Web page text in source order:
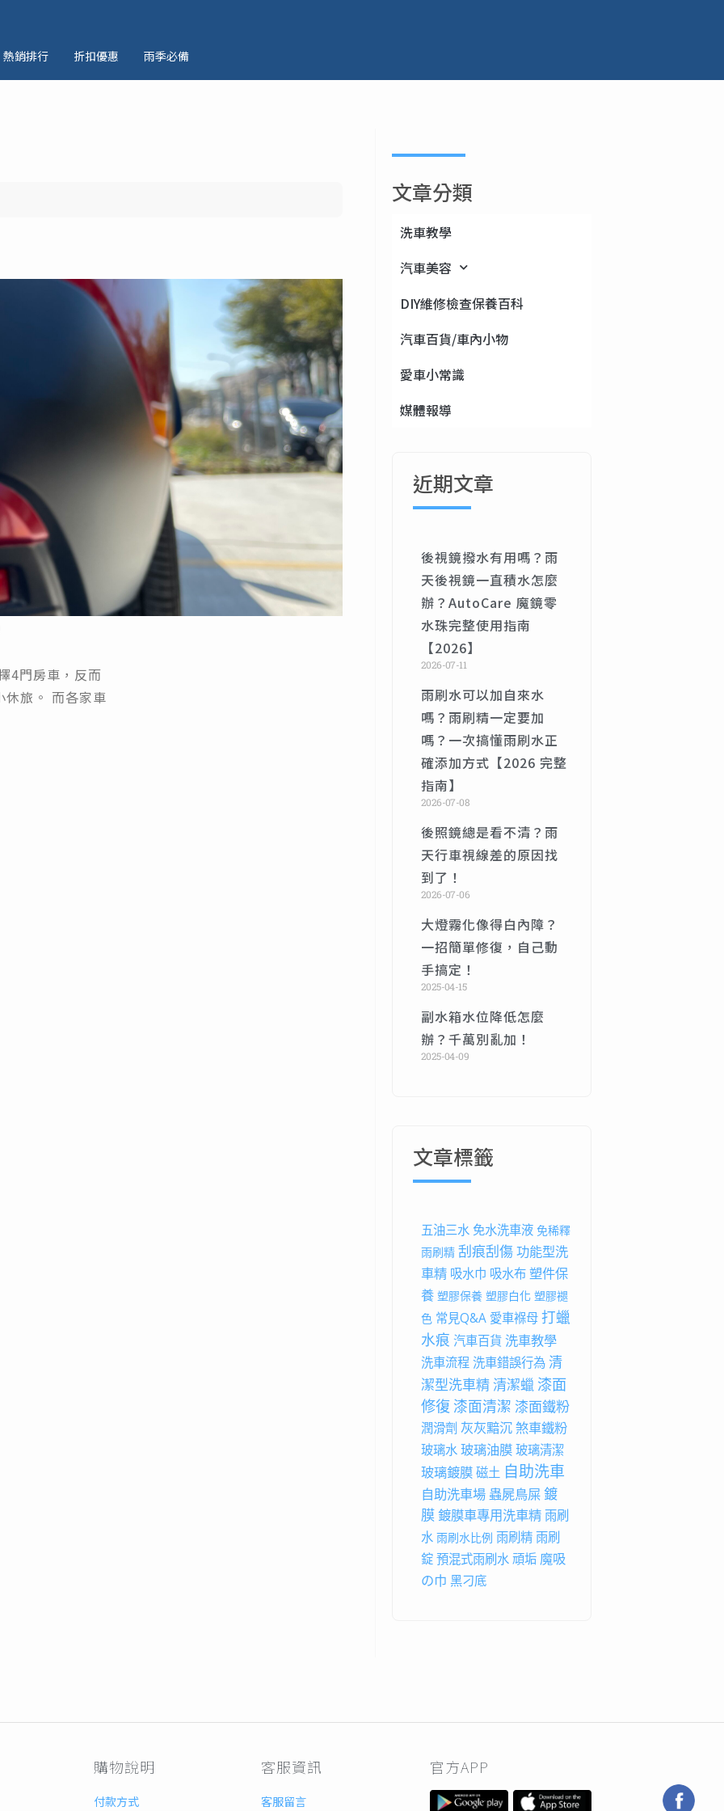
熱銷排行 折扣優惠 雨季必備
4門房車，反而
旅。 而各家車
文章分類
洗車教學
汽車美容
DIY維修檢查保養百科
汽車百貨/車內小物
愛車小常識
媒體報導
近期文章
後視鏡撥水有用嗎？雨
天後視鏡一直積水怎麼
辦？AutoCare 魔鏡零
水珠完整使用指南
【2026】
2026-07-11
雨刷水可以加自來水
嗎？雨刷精一定要加
嗎？一次搞懂雨刷水正
確添加方式【2026 完整
指南】
2026-07-08
後照鏡總是看不清？雨
天行車視線差的原因找
到了！
2026-07-06
大燈霧化像得白內障？
一招簡單修復，自己動
手搞定！
2025-04-15
副水箱水位降低怎麼
辦？千萬別亂加！
2025-04-09
文章標籤
五油三水 免水洗車液 免稀釋
雨刷精 刮痕刮傷功能型洗
車精 吸水巾 吸水布塑件保
養 塑膠保養 塑膠白化 塑膠褪
色 常見Q&A 愛車褓母打蠟
水痕 汽車百貨洗車教學
洗車流程 洗車錯誤行為清
潔型洗車精清潔蠟 漆面
修復 漆面清潔 漆面鐵粉
潤滑劑 灰灰黯沉煞車鐵粉
玻璃水玻璃油膜玻璃清潔
玻璃鍍膜磁土 自助洗車
自助洗車場 蟲屍鳥屎鍍
膜鍍膜車專用洗車精雨刷
水 雨刷水比例 雨刷精雨刷
錠預混式雨刷水頑垢 魔吸
の巾 黑刁底
購物說明
付款方式
客服資訊
客服留言
官方APP